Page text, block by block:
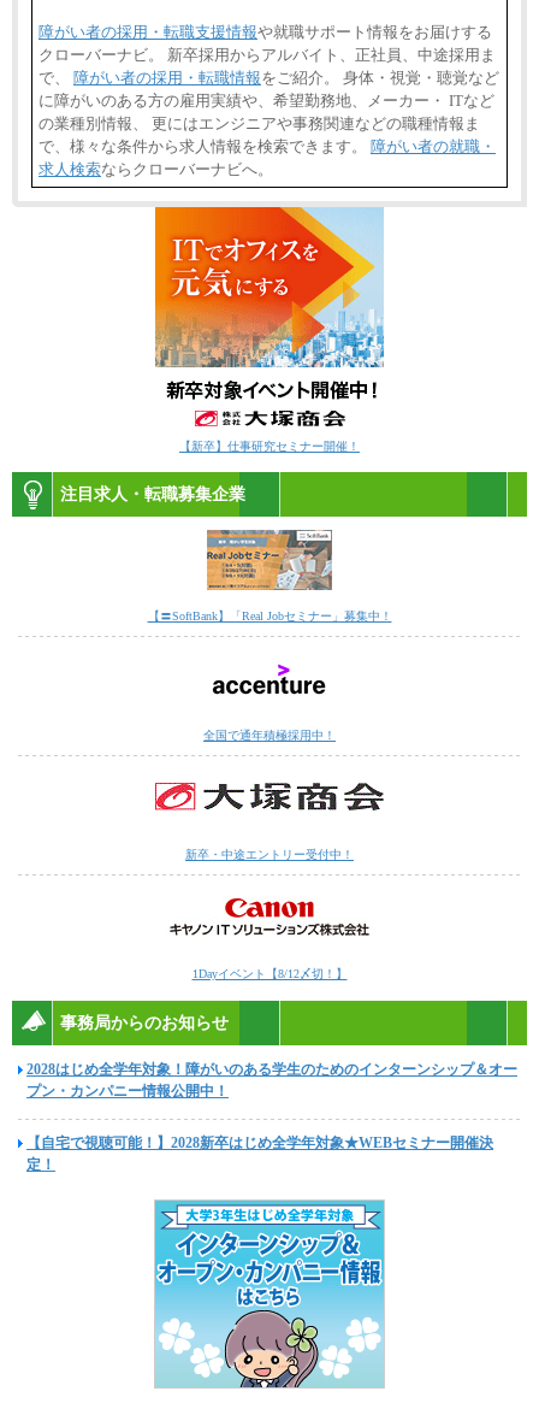
障がい者の採用・転職支援情報や就職サポート情報をお届けする
クローバーナビ。 新卒採用からアルバイト、正社員、中途採用ま
で、 障がい者の採用・転職情報をご紹介。 身体・視覚・聴覚など
に障がいのある方の雇用実績や、希望勤務地、メーカー・ ITなど
の業種別情報、 更にはエンジニアや事務関連などの職種情報ま
で、様々な条件から求人情報を検索できます。 障がい者の就職・
求人検索ならクローバーナビへ。
【新卒】仕事研究セミナー開催！
注目求人・転職募集企業
【〓SoftBank】「Real Jobセミナー」募集中！
全国で通年積極採用中！
新卒・中途エントリー受付中！
1Dayイベント【8/12〆切！】
事務局からのお知らせ
2028はじめ全学年対象！障がいのある学生のためのインターンシップ＆オー
プン・カンパニー情報公開中！
【自宅で視聴可能！】2028新卒はじめ全学年対象★WEBセミナー開催決
定！